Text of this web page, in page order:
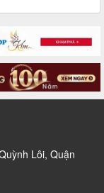
Lôi, Quận